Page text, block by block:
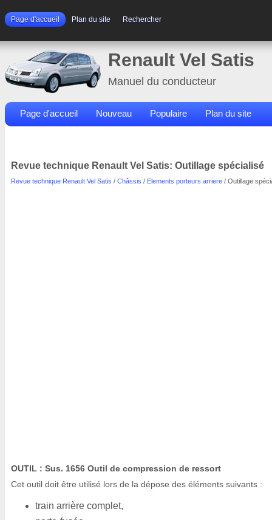
Page d'accueil Plan du site Rechercher
Renault Vel Satis
Manuel du conducteur
Page d'accueil Nouveau Populaire Plan du site
Revue technique Renault Vel Satis: Outillage spécialisé
Revue technique Renault Vel Satis / Châssis / Elements porteurs arriere / Outillage
OUTIL : Sus. 1656 Outil de compression de ressort
Cet outil doit être utilisé lors de la dépose des éléments suivants :
train arrière complet,